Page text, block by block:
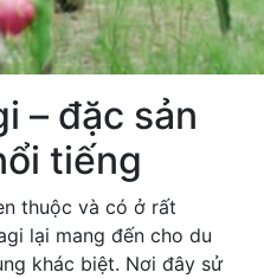
– đặc sản
tiếng
thuộc và có ở rất
lại mang đến cho du
khác biệt. Nơi đây sử